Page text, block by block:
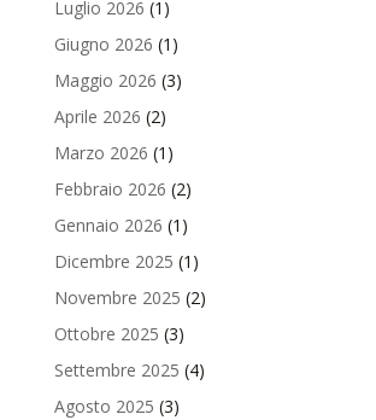
Luglio 2026 (1)
Giugno 2026 (1)
Maggio 2026 (3)
Aprile 2026 (2)
Marzo 2026 (1)
Febbraio 2026 (2)
Gennaio 2026 (1)
Dicembre 2025 (1)
Novembre 2025 (2)
Ottobre 2025 (3)
Settembre 2025 (4)
Agosto 2025 (3)